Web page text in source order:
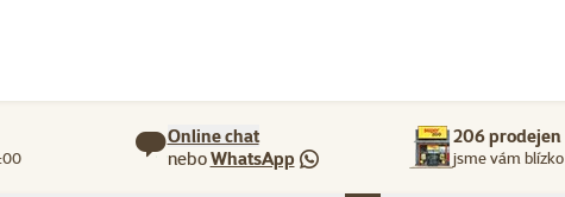
Online chat
neboWhatsApp
206 prodejen
jsme vám blízko